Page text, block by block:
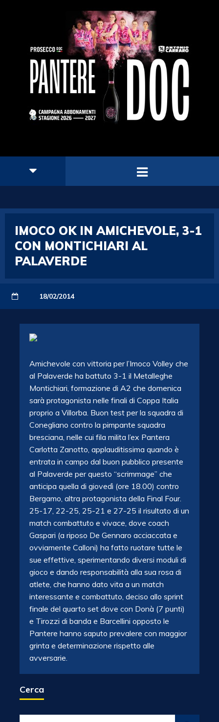
IMOCO OK IN AMICHEVOLE, 3-1
CON MONTICHIARI AL
PALAVERDE
18/02/2014
Amichevole con vittoria per l’Imoco Volley che
al Palaverde ha battuto 3-1 il Metalleghe
Montichiari, formazione di A2 che domenica
sarà protagonista nelle finali di Coppa Italia
proprio a Villorba. Buon test per la squadra di
Conegliano contro la pimpante squadra
bresciana, nelle cui fila milita l’ex Pantera
Carlotta Zanotto, applauditissima quando è
entrata in campo dal buon pubblico presente
al Palaverde per questo “scrimmage” che
anticipa quella di giovedì (ore 18.00) contro
Bergamo, altra protagonista della Final Four.
25-17, 22-25, 25-21 e 27-25 il risultato di un
match combattuto e vivace, dove coach
Gaspari (a riposo De Gennaro acciaccata e
ovviamente Calloni) ha fatto ruotare tutte le
sue effettive, sperimentando diversi moduli di
gioco e dando responsabilità alla sua rosa di
atlete, che hanno dato vita a un match
interessante e combattuto, deciso allo sprint
finale del quarto set dove con Donà (7 punti)
e Tirozzi di banda e Barcellini opposto le
Pantere hanno saputo prevalere con maggior
grinta e determinazione rispetto alle
avversarie.
Cerca